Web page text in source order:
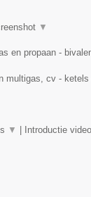
▼
en propaan -
multigas, cv - ketels
▼ Introductie video